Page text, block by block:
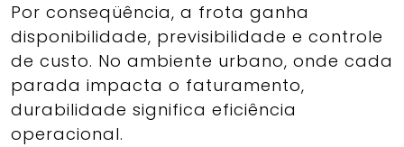
Por conseqüência, a frota ganha
disponibilidade, previsibilidade e controle
de custo. No ambiente urbano, onde cada
parada impacta o faturamento,
durabilidade significa eficiência
operacional.